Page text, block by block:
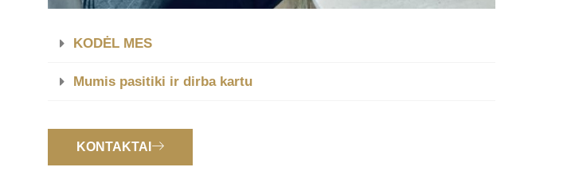
KODĖL MES
Mumis pasitiki ir dirba kartu
KONTAKTAI